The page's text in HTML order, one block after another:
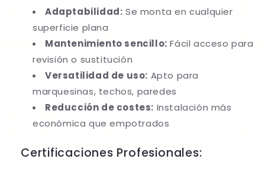
Adaptabilidad: Se monta en cualquier
superficie plana
Mantenimiento sencillo: Fácil acceso para
revisión o sustitución
Versatilidad de uso: Apto para
marquesinas, techos, paredes
Reducción de costes: Instalación más
económica que empotrados
Certificaciones Profesionales: